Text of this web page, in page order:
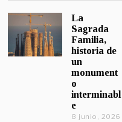
La
Sagrada
Familia,
historia de
un
monument
o
interminabl
e
8 junio, 2026